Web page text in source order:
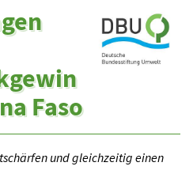
Faso
und gleichzeitig einen